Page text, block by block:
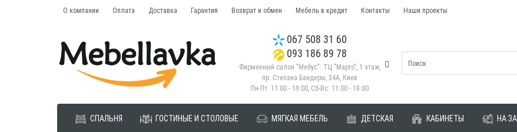
О компании Оплата Доставка Гарантия Возврат и обмен Мебель в кредит Контакты Наши проекты
067 508 31 60
093 186 89 78
Фирменный салон "Мебус": ТЦ "Марго", 1 этаж,
пр. Степана Бандеры, 34А, Киев
Пн-Пт: 11:00 - 19:00, Сб-Вс: 11:00 - 18:00
СПАЛЬНЯ ГОСТИНЫЕ И СТОЛОВЫЕ МЯГКАЯ МЕБЕЛЬ ДЕТСКАЯ КАБИНЕТЫ НА